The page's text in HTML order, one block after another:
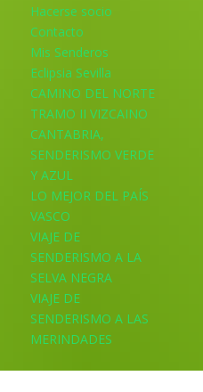
Hacerse socio
Contacto
Mis Senderos
Eclipsia Sevilla
CAMINO DEL NORTE
TRAMO II VIZCAINO
CANTABRIA,
SENDERISMO VERDE
Y AZUL
LO MEJOR DEL PAÍS
VASCO
VIAJE DE
SENDERISMO A LA
SELVA NEGRA
VIAJE DE
SENDERISMO A LAS
MERINDADES